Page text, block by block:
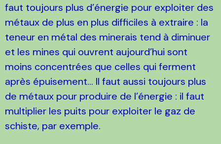
faut toujours plus d’énergie pour exploiter des
métaux de plus en plus difficiles à extraire : la
teneur en métal des minerais tend à diminuer
et les mines qui ouvrent aujourd’hui sont
moins concentrées que celles qui ferment
après épuisement... Il faut aussi toujours plus
de métaux pour produire de l’énergie : il faut
multiplier les puits pour exploiter le gaz de
schiste, par exemple.